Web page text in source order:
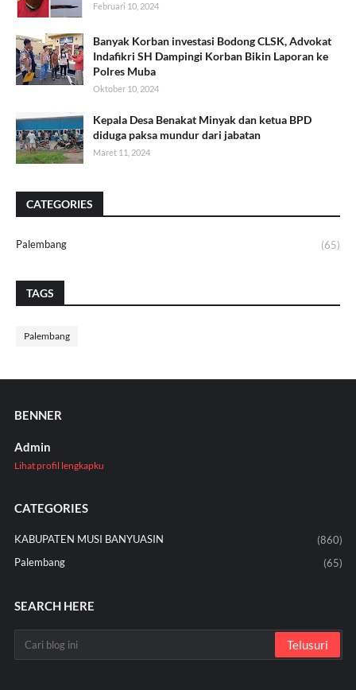
Februari 10, 2024
Banyak Korban investasi Bodong CLSK, Advokat
Indafikri SH Dampingi Korban Bikin Laporan ke
Polres Muba
Oktober 10, 2024
Kepala Desa Benakat Minyak dan ketua BPD
diduga paksa mundur dari jabatan
Maret 11, 2024
CATEGORIES
Palembang (65)
TAGS
Palembang
BENNER
Admin
Lihat profil lengkapku
CATEGORIES
KABUPATEN MUSI BANYUASIN
(860)
Palembang
(65)
SEARCH HERE